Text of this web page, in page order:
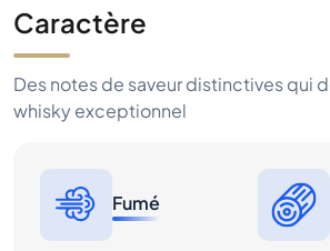
Caractère
Des notes de saveur distinctives qui
whisky exceptionnel
Fumé